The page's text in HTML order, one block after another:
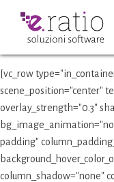
[vc_row
scene_position="center"
overlay_strength="0.3"
padding"
column_shadow="none"